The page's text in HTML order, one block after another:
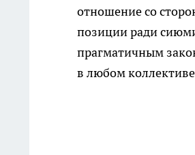
отношение со
позиции ради
прагматичным
в любом